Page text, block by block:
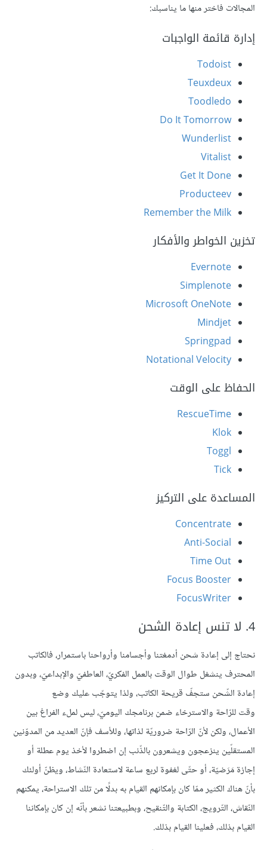
المجالات فاختر منها ما يناسبك:
إدارة قائمة الواجبات
Todoist
Teuxdeux
Toodledo
Do It Tomorrow
Wunderlist
Vitalist
Get It Done
Producteev
Remember the Milk
تخزين الخواطر والأفكار
Evernote
Simplenote
Microsoft OneNote
Mindjet
Springpad
Notational Velocity
الحفاظ على الوقت
RescueTime
Klok
Toggl
Tick
المساعدة على التركيز
Concentrate
Anti-Social
Time Out
Focus Booster
FocusWriter
4. لا تنس إعادة الشحن
نحتاج إلى إعادة شحن أدمغتنا وأجسامنا وأرواحنا باستمرار، فالكاتب
المحترف ينشغل طوال الوقت بالعمل الفكريّ، العاطفيّ والإبداعيّ، وبدون
إعادة الشّحن ستجفّ قريحة الكاتب، ولذا يتوجّب عليك وضع
وقت للرّاحة والاسترخاء ضمن برنامجك اليوميّ، ليس لملء الفراغ بين
الأعمال، ولكن لأنّ الرّاحة ضروريّة لذاتها، وللأسف فإنّ العديد من المدوّنين
المستقلّين ينزعجون ويشعرون بالذّنب إن اضطروا لأخذ يوم عطلة أو
إجازة مَرَضيّة، أو حتّى لغفوة لربع ساعة لاستعادة النّشاط، ويظنّ أولئك
بأنّ هناك الكثير ممّا كان بإمكانهم القيام به بدلًا من تلك الاستراحة، يمكنهم
النّقاش، التّرويج، الكتابة والتّنقيح، وبطبيعتنا نشعر بأنّه إن كان بإمكاننا
القيام بذلك، فعلينا القيام بذلك.